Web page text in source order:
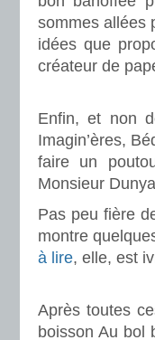
sommes allées
idées que
créateur de
Enfin, et non
Imagin’ères,
faire un
Monsieur
Pas peu fière
montre
à lire, elle, est
Après toutes
boisson Au bol